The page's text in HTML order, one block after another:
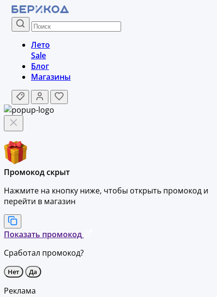
Лето
Sale
Блог
Магазины
Промокод скрыт
Нажмите на кнопку ниже, чтобы открыть промокод и
перейти в магазин
Показать промокод
Сработал промокод?
Нет Да
Реклама